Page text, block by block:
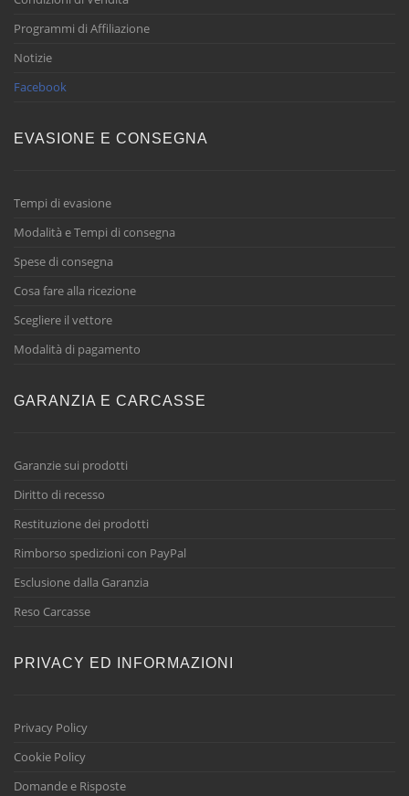
Programmi di Affiliazione
Notizie
Facebook
EVASIONE E CONSEGNA
Tempi di evasione
Modalità e Tempi di consegna
Spese di consegna
Cosa fare alla ricezione
Scegliere il vettore
Modalità di pagamento
GARANZIA E CARCASSE
Garanzie sui prodotti
Diritto di recesso
Restituzione dei prodotti
Rimborso spedizioni con PayPal
Esclusione dalla Garanzia
Reso Carcasse
PRIVACY ED INFORMAZIONI
Privacy Policy
Cookie Policy
Domande e Risposte